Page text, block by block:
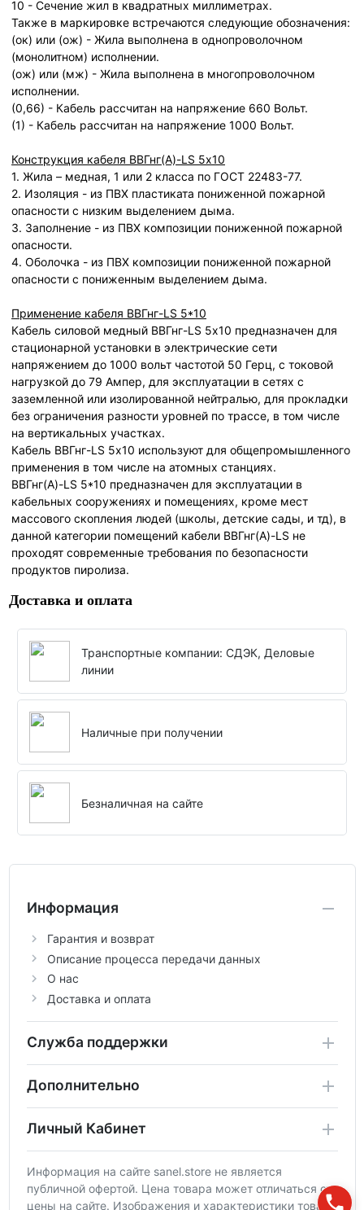
10 - Сечение жил в квадратных миллиметрах.
Также в маркировке встречаются следующие обозначения:
(ок) или (ож) - Жила выполнена в однопроволочном
(монолитном) исполнении.
(ож) или (мж) - Жила выполнена в многопроволочном
исполнении.
(0,66) - Кабель рассчитан на напряжение 660 Вольт.
(1) - Кабель рассчитан на напряжение 1000 Вольт.
Конструкция кабеля ВВГнг(А)-LS 5х10
1. Жила – медная, 1 или 2 класса по ГОСТ 22483-77.
2. Изоляция - из ПВХ пластиката пониженной пожарной
опасности с низким выделением дыма.
3. Заполнение - из ПВХ композиции пониженной пожарной
опасности.
4. Оболочка - из ПВХ композиции пониженной пожарной
опасности с пониженным выделением дыма.
Применение кабеля ВВГнг-LS 5*10
Кабель силовой медный ВВГнг-LS 5х10 предназначен для
стационарной установки в электрические сети
напряжением до 1000 вольт частотой 50 Герц, с токовой
нагрузкой до 79 Ампер, для эксплуатации в сетях с
заземленной или изолированной нейтралью, для прокладки
без ограничения разности уровней по трассе, в том числе
на вертикальных участках.
Кабель ВВГнг-LS 5х10 используют для общепромышленного
применения в том числе на атомных станциях.
ВВГнг(А)-LS 5*10 предназначен для эксплуатации в
кабельных сооружениях и помещениях, кроме мест
массового скопления людей (школы, детские сады, и тд), в
данной категории помещений кабели ВВГнг(А)-LS не
проходят современные требования по безопасности
продуктов пиролиза.
Доставка и оплата
Транспортные компании: СДЭК, Деловые
линии
Наличные при получении
Безналичная на сайте
Информация
Гарантия и возврат
Описание процесса передачи данных
О нас
Доставка и оплата
Служба поддержки
Дополнительно
Личный Кабинет
Информация на сайте sanel.store не является
публичной офертой. Цена товара может отличаться от
цены на сайте. Изображения и характеристики товара